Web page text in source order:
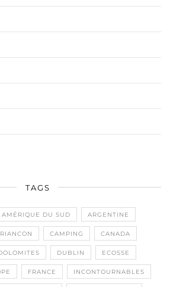
TAGS
AMÉRIQUE DU SUD ARGENTINE
CAMPING CANADA
DUBLIN ECOSSE
FRANCE INCONTOURNABLES